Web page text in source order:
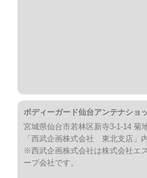
ボディーガード仙台アンテナショ
宮城県仙台市若林区新寺3-1-14 菊
「西武企画株式会社 東北支店」
※西武企画株式会社は株式会社エ
ープ会社です。